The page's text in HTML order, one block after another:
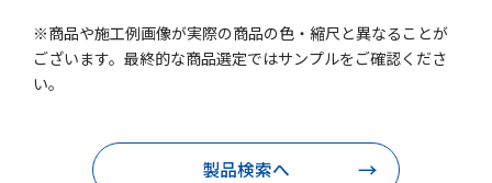
※商品や施工例画像が実際の商品の色・縮尺と異なることが
ございます。最終的な商品選定ではサンプルをご確認くださ
い。
製品検索へ